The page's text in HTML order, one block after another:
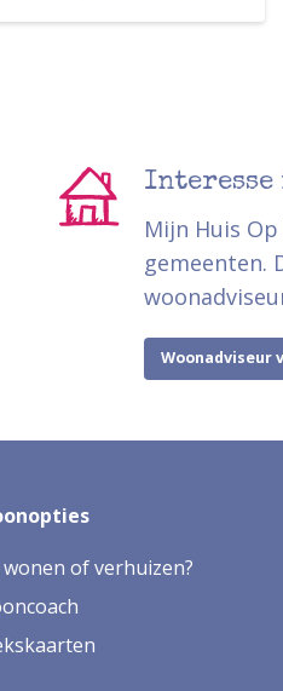
Interesse
Mijn Huis
gemeenten.
Woonadviseur
of verhuizen?